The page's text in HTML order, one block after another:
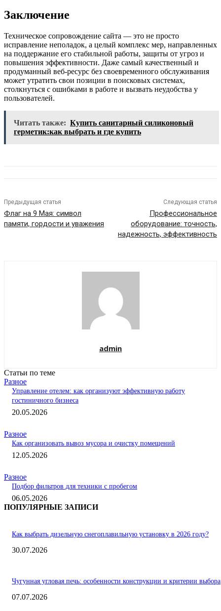
Заключение
Техническое сопровождение сайта — это не просто
исправление неполадок, а целый комплекс мер, направленных
на поддержание его стабильной работы, защиты от угроз и
повышения эффективности. Даже самый качественный и
продуманный веб-ресурс без своевременного обслуживания
может утратить свои позиции в поисковых системах,
столкнуться с ошибками в работе и вызвать неудобства у
пользователей.
Читать также: Купить санитарный силиконовый
герметик:как выбрать и где купить
Предыдущая статья
Флаг на 9 Мая: символ
памяти, гордости и уважения
Следующая статья
Профессиональное
оборудование: точность,
надежность, эффективность
admin
Статьи по теме
Разное
Управление отелем: как организуют эффективную работу
гостиничного бизнеса
20.05.2026
Разное
Как организовать вывоз мусора и очистку помещений
12.05.2026
Разное
Подбор фильтров для техники с пробегом
06.05.2026
ПОПУЛЯРНЫЕ ЗАПИСИ
Как выбрать дизельную снегоплавильную установку в 2026 году?
30.07.2026
Чугунная угловая печь: особенности конструкции и критерии выбора
07.07.2026